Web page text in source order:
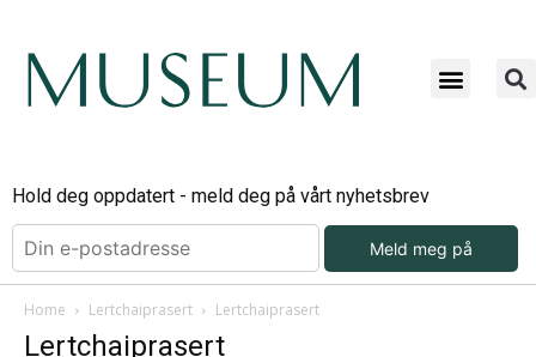
Hold deg oppdatert - meld deg på vårt nyhetsbrev
Meld meg på
Home Lertchaiprasert Lertchaiprasert
Lertchaiprasert